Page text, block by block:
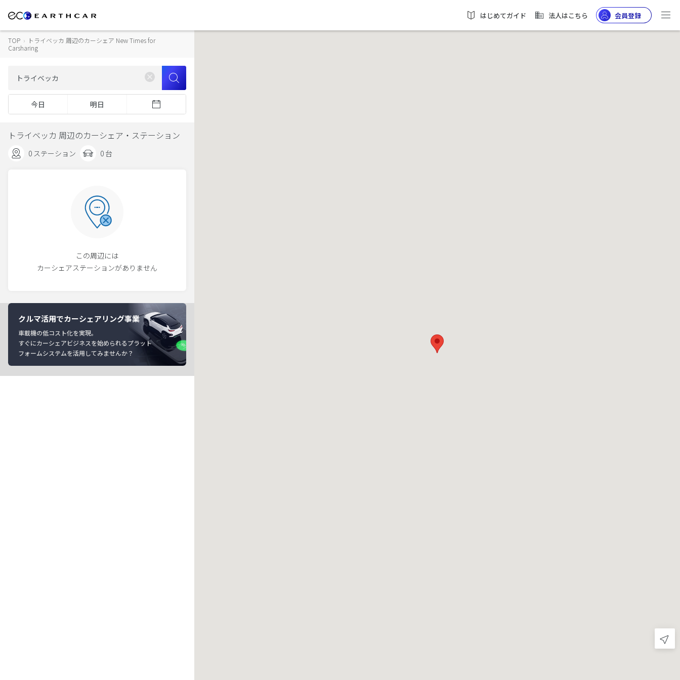
はじめてガイド 法人はこちら 会員登録
TOP › トライベッカ 周辺のカーシェア New Times for
Carsharing
今日 明日
トライベッカ 周辺のカーシェア・ステーション
0 ステーション 0 台
この周辺には
カーシェアステーションがありません
クルマ活用でカーシェアリング事業
車載機の低コスト化を実現。
すぐにカーシェアビジネスを始められるプラット
フォームシステムを活用してみませんか？